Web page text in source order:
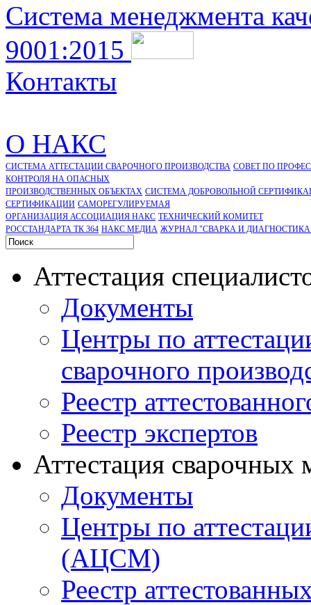
Система менеджмента
9001:2015
Контакты
О НАКС
СИСТЕМА АТТЕСТАЦИИ СВАРОЧНОГО ПРОИЗВОДСТВА СОВЕТ ПО
КОНТРОЛЯ НА ОПАСНЫХ
ПРОИЗВОДСТВЕННЫХ ОБЪЕКТАХ СИСТЕМА ДОБРОВОЛЬНОЙ
CЕРТИФИКАЦИИ САМОРЕГУЛИРУЕМАЯ
ОРГАНИЗАЦИЯ АССОЦИАЦИЯ НАКС ТЕХНИЧЕСКИЙ КОМИТЕТ
РОССТАНДАРТА ТК 364 НАКС МЕДИА ЖУРНАЛ "СВАРКА И
Аттестация
Документы
Центры по
сварочного
Реестр
Реестр экспертов
Аттестация сварочных
Документы
Центры по
(АЦСМ)
Реестр